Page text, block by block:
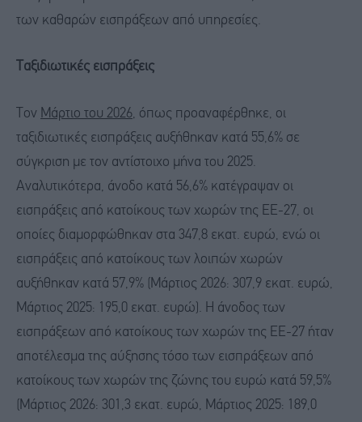
των καθαρών εισπράξεων από υπηρεσίες.
Ταξιδιωτικές εισπράξεις
Τον Μάρτιο του 2026, όπως προαναφέρθηκε, οι
ταξιδιωτικές εισπράξεις αυξήθηκαν κατά 55,6% σε
σύγκριση με τον αντίστοιχο μήνα του 2025.
Αναλυτικότερα, άνοδο κατά 56,6% κατέγραψαν οι
εισπράξεις από κατοίκους των χωρών της ΕΕ-27, οι
οποίες διαμορφώθηκαν στα 347,8 εκατ. ευρώ, ενώ οι
εισπράξεις από κατοίκους των λοιπών χωρών
αυξήθηκαν κατά 57,9% (Μάρτιος 2026: 307,9 εκατ. ευρώ,
Μάρτιος 2025: 195,0 εκατ. ευρώ). Η άνοδος των
εισπράξεων από κατοίκους των χωρών της ΕΕ-27 ήταν
αποτέλεσμα της αύξησης τόσο των εισπράξεων από
κατοίκους των χωρών της ζώνης του ευρώ κατά 59,5%
(Μάρτιος 2026: 301,3 εκατ. ευρώ, Μάρτιος 2025: 189,0